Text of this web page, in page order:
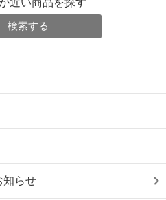
近い商品を探す
検索する
知らせ